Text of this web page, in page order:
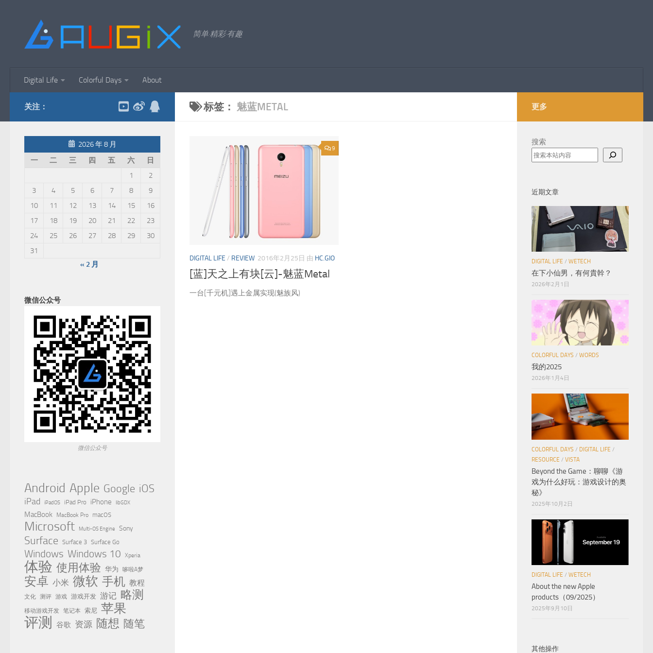
简单·精彩·有趣
Digital Life Colorful Days About
标签： 魅蓝METAL
9
DIGITAL LIFE / REVIEW 2016年2月25日 由 HC.GIO
[蓝]天之上有块[云]-魅蓝Metal
一台[千元机]遇上金属实现(魅族风)
关注：
2026 年 8 月
一
二 三 四 五 六
日
1
2
3
4 5 6 7 8
9
10
11 12 13 14 15
16
17
18 19 20 21 22
23
24
25 26 27 28 29
30
31
« 2 月
微信公众号
微信公众号
Android Apple Google iOS
iPad iPadOS iPad Pro iPhone libGDX
MacBook MacBook Pro macOS
Microsoft Multi-OS Engine Sony
Surface Surface 3 Surface Go
Windows Windows 10 Xperia
体验 使用体验 华为 哆啦A梦
安卓 小米 微软 手机 教程
文化 测评 游戏 游戏开发 游记 略测
移动游戏开发 笔记本 索尼 苹果
评测 谷歌 资源 随想 随笔
更多
搜索
近期文章
DIGITAL LIFE / WETECH
在下小仙男，有何貴幹？
2026年2月1日
COLORFUL DAYS / WORDS
我的2025
2026年1月4日
COLORFUL DAYS / DIGITAL LIFE /
RESOURCE / VISTA
Beyond the Game：聊聊《游
戏为什么好玩：游戏设计的奥
秘》
2025年10月2日
DIGITAL LIFE / WETECH
About the new Apple
products（09/2025）
2025年9月10日
其他操作